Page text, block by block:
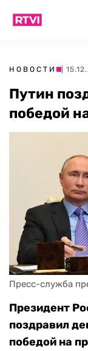
НОВОСТИ |
Путин
победой
Пресс-служба
Президент
поздравил
победой на